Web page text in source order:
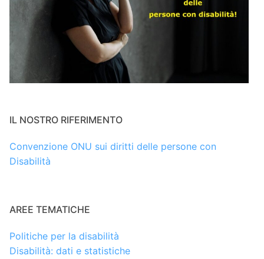
IL NOSTRO RIFERIMENTO
Convenzione ONU sui diritti delle persone con
Disabilità
AREE TEMATICHE
Politiche per la disabilità
Disabilità: dati e statistiche